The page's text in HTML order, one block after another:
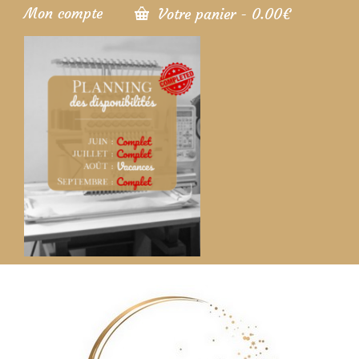
Mon compte Votre panier - 0.00€